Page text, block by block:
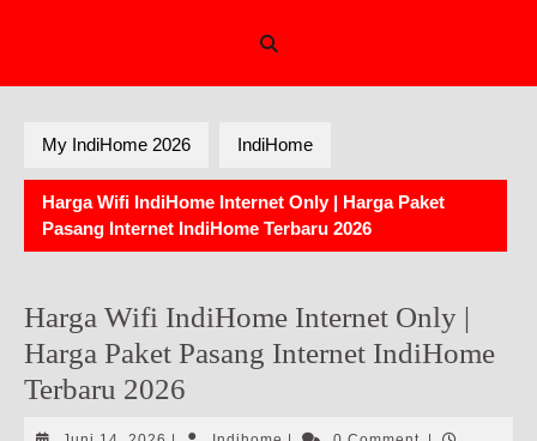
My IndiHome 2026 IndiHome
Harga Wifi IndiHome Internet Only | Harga Paket
Pasang Internet IndiHome Terbaru 2026
Harga Wifi IndiHome Internet Only |
Harga Paket Pasang Internet IndiHome
Terbaru 2026